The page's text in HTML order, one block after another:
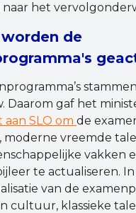
het
de
Daarom gaf het
SLO om de
moderne vreemde
vakken
te actualiseren.
van de
cultuur, klassieke